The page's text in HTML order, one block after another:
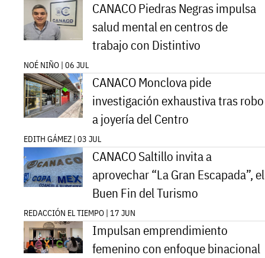
CANACO Piedras Negras impulsa
salud mental en centros de
trabajo con Distintivo
NOÉ NIÑO | 06 JUL
CANACO Monclova pide
investigación exhaustiva tras robo
a joyería del Centro
EDITH GÁMEZ | 03 JUL
CANACO Saltillo invita a
aprovechar “La Gran Escapada”, el
Buen Fin del Turismo
REDACCIÓN EL TIEMPO | 17 JUN
Impulsan emprendimiento
femenino con enfoque binacional